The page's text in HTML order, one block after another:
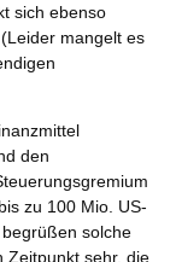
sich ebenso
mangelt es
den
zu 100 Mio. US-
solche
Zeitpunkt sehr, die